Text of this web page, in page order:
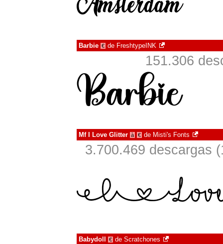
Barbie € de FreshtypeINK
151.306
Mf I Love Glitter à € de Misti's Fonts
3.700.469 descargas
Babydoll € de Scratchones